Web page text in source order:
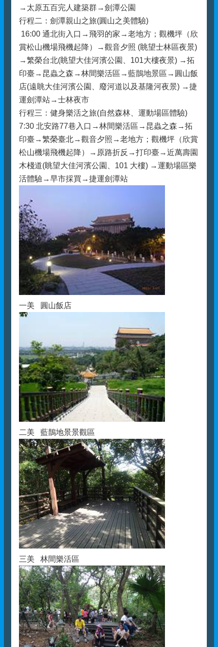
→太原五百完人建築群→劍潭公園
行程二：劍潭親山之旅(圓山之美體驗)
16:00 通北街入口→飛羽的家→老地方；觀機坪（欣
賞松山機場飛機起降）→觀音夕照 (眺望士林區夜景)
→繁榮台北(眺望大佳河濱公園、101大樓夜景) →拓
印臺→昆蟲之森→林間樂活區→藍鵲地景區→圓山飯
店(遠眺大佳河濱公園、廢河道以及基隆河夜景) →捷
運劍潭站→士林夜市
行程三：健身樂活之旅(自然森林、運動場區體驗)
7:30 北安路77巷入口→林間樂活區→昆蟲之森→拓
印臺→繁榮臺北→觀音夕照→老地方；觀機坪（欣賞
松山機場飛機起降）→原路折反→打印臺→近萬壽園
木棧道(眺望大佳河濱公園、101 大樓) →運動場區樂
活體驗→早市採買→捷運劍潭站
一美 圓山飯店
二美 藍鵲地景景觀區
三美 林間樂活區